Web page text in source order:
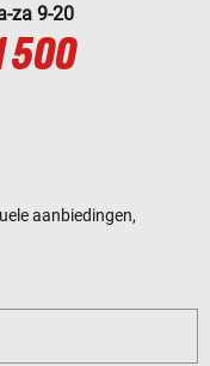
za 9-20
500
aanbiedingen,